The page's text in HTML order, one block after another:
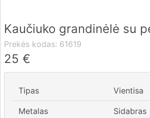
Rekvizitai
Kontaktai
604 42021
Kaučiuko grandinėlė su
Prekės kodas: 61619
25 €
Tipas Vientisa
Metalas Sidabras